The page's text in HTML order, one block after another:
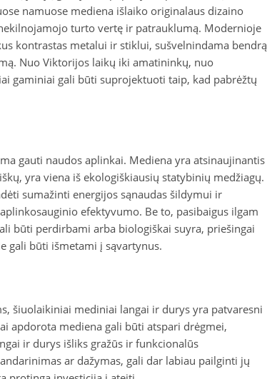
namuose mediena išlaiko originalaus dizaino
turto vertę ir patrauklumą. Modernioje
kontrastas metalui ir stiklui, sušvelnindama bendrą
Nuo Viktorijos laikų iki amatininkų, nuo
gaminiai gali būti suprojektuoti taip, kad pabrėžtų
gauti naudos aplinkai. Mediena yra atsinaujinantis
yra viena iš ekologiškiausių statybinių medžiagų.
sumažinti energijos sąnaudas šildymui ir
efektyvumo. Be to, pasibaigus ilgam
būti perdirbami arba biologiškai suyra, priešingai
gali būti išmetami į sąvartynus.
šiuolaikiniai mediniai langai ir durys yra patvaresni
apdorota mediena gali būti atspari drėgmei,
ir durys išliks gražūs ir funkcionalūs
ar dažymas, gali dar labiau pailginti jų